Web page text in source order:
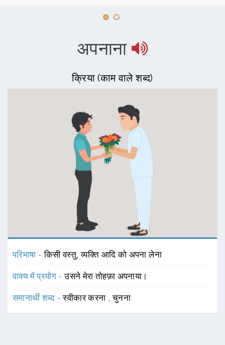
अपनाना
क्रिया (काम वाले शब्द)
परिभाषा -किसी वस्तु, व्यक्ति आदि को अपना लेना
वाक्य में प्रयोग -उसने मेरा तोहफ़ा अपनाया।
समानार्थी शब्द -स्वीकार करना ,चुनना